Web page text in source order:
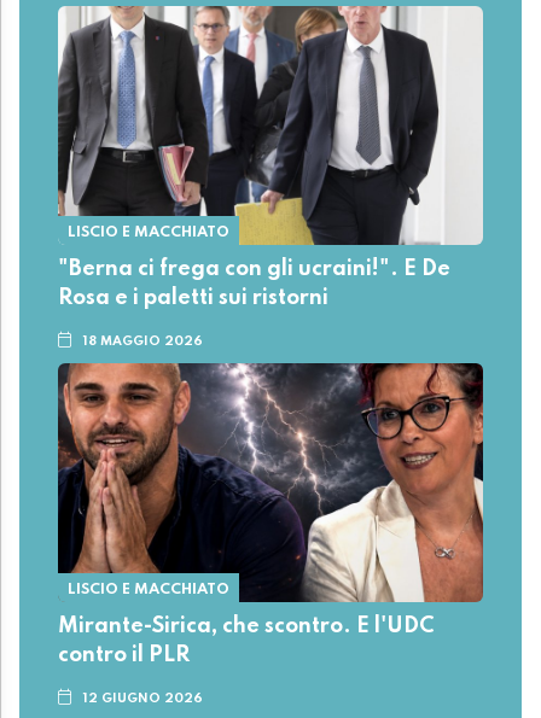
LISCIO E MACCHIATO
"Berna ci frega con gli ucraini!". E De
Rosa e i paletti sui ristorni
18 MAGGIO 2026
LISCIO E MACCHIATO
Mirante-Sirica, che scontro. E l'UDC
contro il PLR
12 GIUGNO 2026